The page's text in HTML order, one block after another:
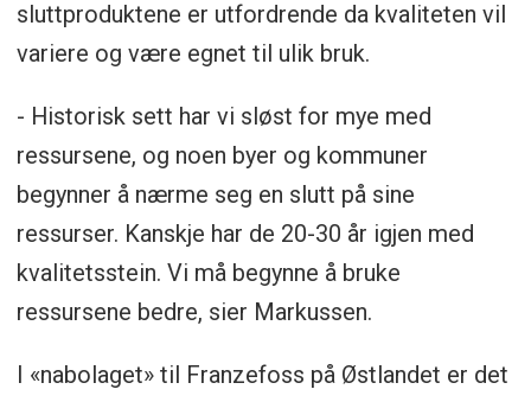
sluttproduktene er utfordrende da kvaliteten vil
variere og være egnet til ulik bruk.
- Historisk sett har vi sløst for mye med
ressursene, og noen byer og kommuner
begynner å nærme seg en slutt på sine
ressurser. Kanskje har de 20-30 år igjen med
kvalitetsstein. Vi må begynne å bruke
ressursene bedre, sier Markussen.
I «nabolaget» til Franzefoss på Østlandet er det